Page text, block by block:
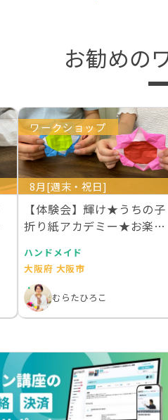
お勧めの
ワークショップ
8月[週末・祝日]
【体験会】輝け★うちの子
折り紙アカデミー★お楽し
ハンドメイド
大阪府 大阪市
むらたひろこ